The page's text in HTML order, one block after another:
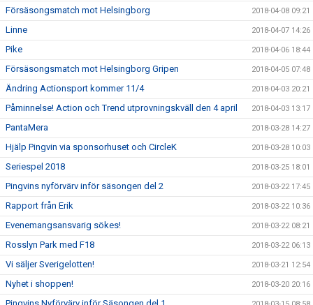
Försäsongsmatch mot Helsingborg 2018-04-08 09:21
Linne 2018-04-07 14:26
Pike 2018-04-06 18:44
Försäsongsmatch mot Helsingborg Gripen 2018-04-05 07:48
Ändring Actionsport kommer 11/4 2018-04-03 20:21
Påminnelse! Action och Trend utprovningskväll den 4 april 2018-04-03 13:17
PantaMera 2018-03-28 14:27
Hjälp Pingvin via sponsorhuset och CircleK 2018-03-28 10:03
Seriespel 2018 2018-03-25 18:01
Pingvins nyförvärv inför säsongen del 2 2018-03-22 17:45
Rapport från Erik 2018-03-22 10:36
Evenemangsansvarig sökes! 2018-03-22 08:21
Rosslyn Park med F18 2018-03-22 06:13
Vi säljer Sverigelotten! 2018-03-21 12:54
Nyhet i shoppen! 2018-03-20 20:16